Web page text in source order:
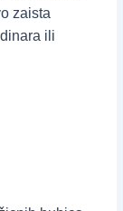
zaista
ili